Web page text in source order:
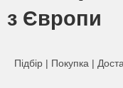
з Європи
Підбір | Покупка |